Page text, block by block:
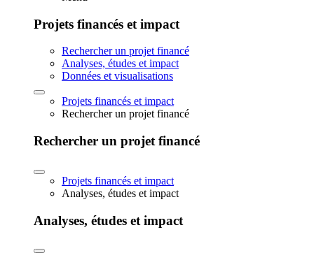
Projets financés et impact
Rechercher un projet financé
Analyses, études et impact
Données et visualisations
Projets financés et impact
Rechercher un projet financé
Rechercher un projet financé
Projets financés et impact
Analyses, études et impact
Analyses, études et impact